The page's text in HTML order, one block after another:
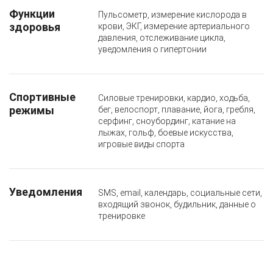
Функции
здоровья
Пульсометр, измерение кислорода в
крови, ЭКГ, измерение артериального
давления, отслеживание цикла,
уведомления о гипертонии
Спортивные
режимы
Силовые тренировки, кардио, ходьба,
бег, велоспорт, плавание, йога, гребля,
серфинг, сноубординг, катание на
лыжах, гольф, боевые искусства,
игровые виды спорта
Уведомления
SMS, email, календарь, социальные сети,
входящий звонок, будильник, данные о
тренировке